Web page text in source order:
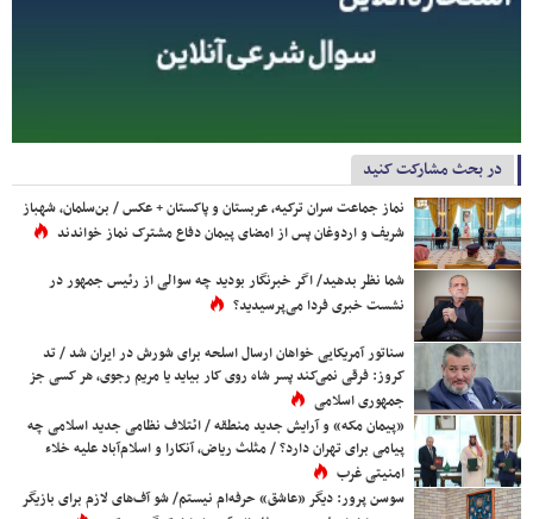
در بحث مشارکت کنید
نماز جماعت سران ترکیه، عربستان و پاکستان + عکس / بن‌سلمان، شهباز
شریف و اردوغان پس از امضای پیمان دفاع مشترک نماز خواندند
شما نظر بدهید/ اگر خبرنگار بودید چه سوالی از رئیس جمهور در
نشست خبری فردا می‌پرسیدید؟
سناتور آمریکایی خواهان ارسال اسلحه برای شورش در ایران شد / تد
کروز: فرقی نمی‌کند پسر شاه روی کار بیاید یا مریم رجوی، هر کسی جز
جمهوری اسلامی
«پیمان مکه» و آرایش جدید منطقه / ائتلاف نظامی جدید اسلامی چه
پیامی برای تهران دارد؟ / مثلث ریاض، آنکارا و اسلام‌آباد علیه خلاء
امنیتی غرب
سوسن پرور: دیگر «عاشق» حرفه‌ام نیستم/ شو آف‌های لازم برای بازیگر